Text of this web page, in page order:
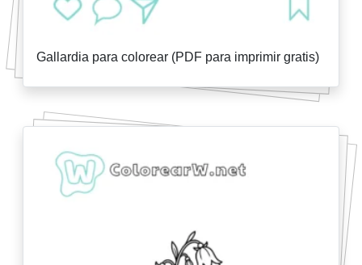
Gallardia para colorear (PDF para imprimir gratis)